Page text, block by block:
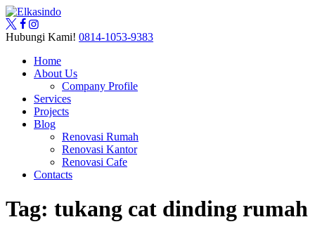
Hubungi Kami! 0814-1053-9383
Home
About Us
Company Profile
Services
Projects
Blog
Renovasi Rumah
Renovasi Kantor
Renovasi Cafe
Contacts
Tag: tukang cat dinding rumah